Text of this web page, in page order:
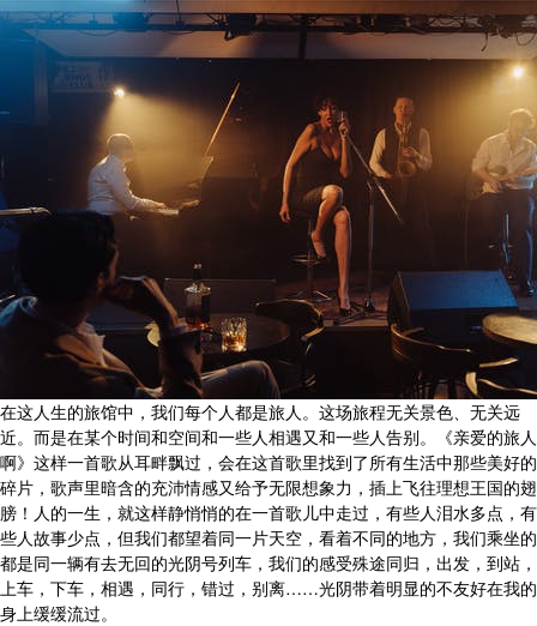
在这人生的旅馆中，我们每个人都是旅人。这场旅程无关景色、无关远
近。而是在某个时间和空间和一些人相遇又和一些人告别。《亲爱的旅人
啊》这样一首歌从耳畔飘过，会在这首歌里找到了所有生活中那些美好的
碎片，歌声里暗含的充沛情感又给予无限想象力，插上飞往理想王国的翅
膀！人的一生，就这样静悄悄的在一首歌儿中走过，有些人泪水多点，有
些人故事少点，但我们都望着同一片天空，看着不同的地方，我们乘坐的
都是同一辆有去无回的光阴号列车，我们的感受殊途同归，出发，到站，
上车，下车，相遇，同行，错过，别离……光阴带着明显的不友好在我的
身上缓缓流过。